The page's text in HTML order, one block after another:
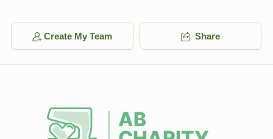
Create My Team Share